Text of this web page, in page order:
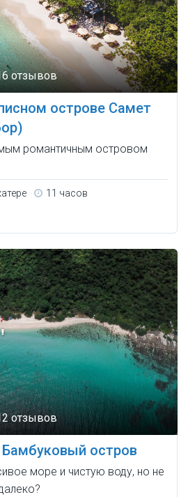
отзывов
острове Самет
романтичным островом
11 часов
отзывов
остров
море и чистую воду, но не